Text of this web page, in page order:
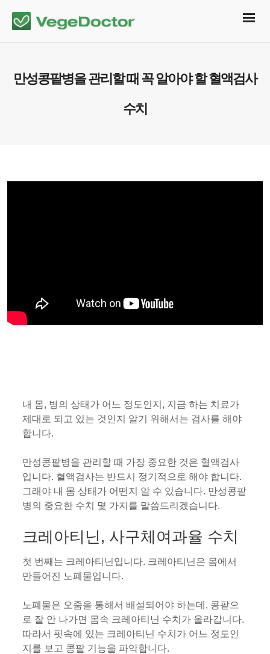
만성콩팥병을 관리할 때 꼭 알아야 할 혈액검사
수치
내 몸, 병의 상태가 어느 정도인지, 지금 하는 치료가
제대로 되고 있는 것인지 알기 위해서는 검사를 해야
합니다.
만성콩팥병을 관리할 때 가장 중요한 것은 혈액검사
입니다. 혈액검사는 반드시 정기적으로 해야 합니다.
그래야 내 몸 상태가 어떤지 알 수 있습니다. 만성콩팥
병의 중요한 수치 몇 가지를 말씀드리겠습니다.
크레아티닌, 사구체여과율 수치
첫 번째는 크레아티닌입니다. 크레아티닌은 몸에서
만들어진 노폐물입니다.
노폐물은 오줌을 통해서 배설되어야 하는데, 콩팥으
로 잘 안 나가면 몸속 크레아티닌 수치가 올라갑니다.
따라서 핏속에 있는 크레아티닌 수치가 어느 정도인
지를 보고 콩팥 기능을 파악합니다.